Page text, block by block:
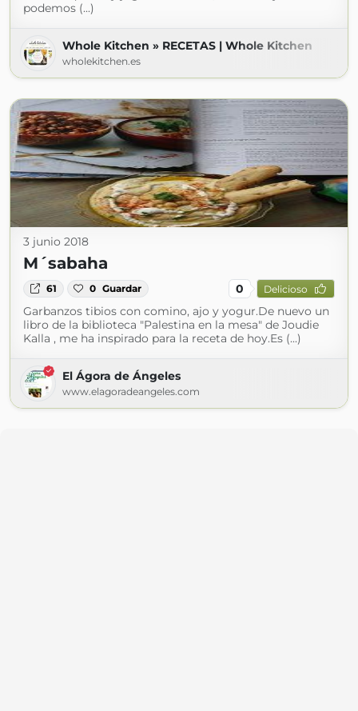
podemos (...)
Whole Kitchen » RECETAS | Whole Kitchen
wholekitchen.es
3 junio 2018
M´sabaha
61 0 Guardar 0 Delicioso
Garbanzos tibios con comino, ajo y yogur.De nuevo un
libro de la biblioteca "Palestina en la mesa" de Joudie
Kalla , me ha inspirado para la receta de hoy.Es (...)
El Ágora de Ángeles
www.elagoradeangeles.com